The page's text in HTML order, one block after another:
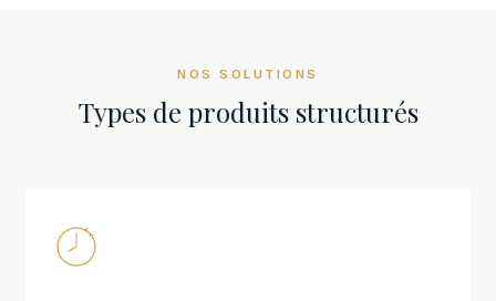
NOS SOLUTIONS
Types de produits structurés